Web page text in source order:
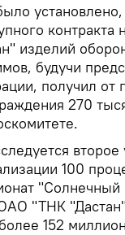
установлено,
контракта
изделий
будучи
получил от
270
второе
100
"Солнечный
ОАО "ТНК
152